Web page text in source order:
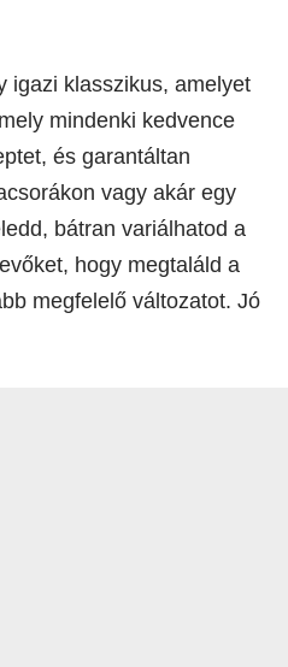
igazi klasszikus, amelyet
mindenki kedvence
és garantáltan
vagy akár egy
bátran variálhatod a
hogy megtaláld a
megfelelő változatot. Jó